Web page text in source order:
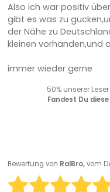
Also ich war positiv
gibt es was zu
der Nähe zu
kleinen vorhanden,und
immer wieder gerne
50% unserer
Fandest Du
Bewertung von RalBro,vom